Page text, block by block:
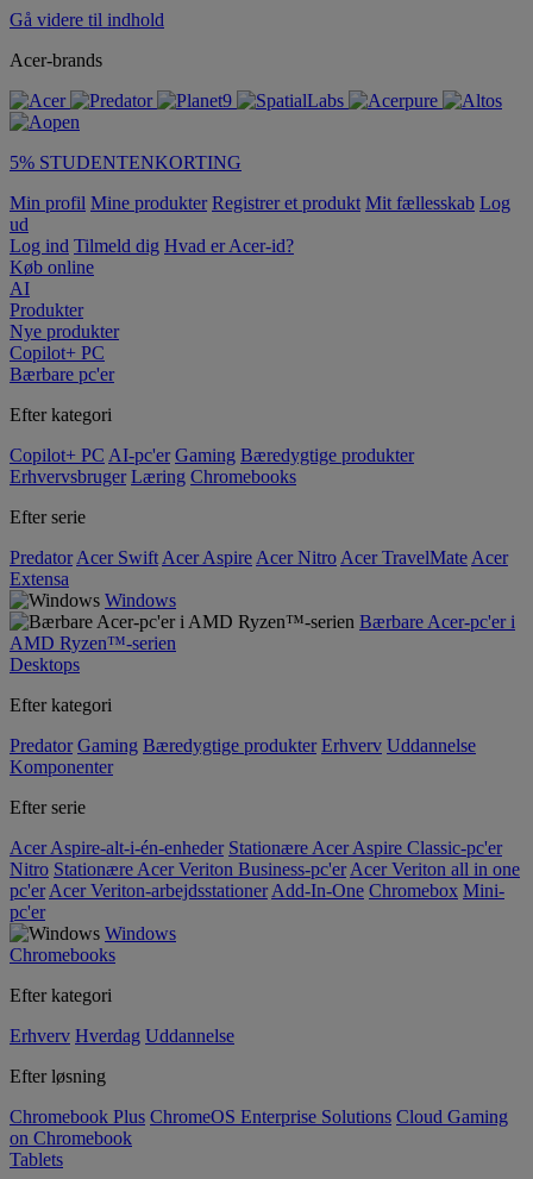
Gå videre til indhold
Acer-brands
5% STUDENTENKORTING
Min profil Mine produkter Registrer et produkt Mit fællesskab Log
ud
Log ind Tilmeld dig Hvad er Acer-id?
Køb online
AI
Produkter
Nye produkter
Copilot+ PC
Bærbare pc'er
Efter kategori
Copilot+ PC AI-pc'er Gaming Bæredygtige produkter
Erhvervsbruger Læring Chromebooks
Efter serie
Predator Acer Swift Acer Aspire Acer Nitro Acer TravelMate Acer
Extensa
Windows
Bærbare Acer-pc'er i
AMD Ryzen™-serien
Desktops
Efter kategori
Predator Gaming Bæredygtige produkter Erhverv Uddannelse
Komponenter
Efter serie
Acer Aspire-alt-i-én-enheder Stationære Acer Aspire Classic-pc'er
Nitro Stationære Acer Veriton Business-pc'er Acer Veriton all in one
pc'er Acer Veriton-arbejdsstationer Add-In-One Chromebox Mini-
pc'er
Windows
Chromebooks
Efter kategori
Erhverv Hverdag Uddannelse
Efter løsning
Chromebook Plus ChromeOS Enterprise Solutions Cloud Gaming
on Chromebook
Tablets